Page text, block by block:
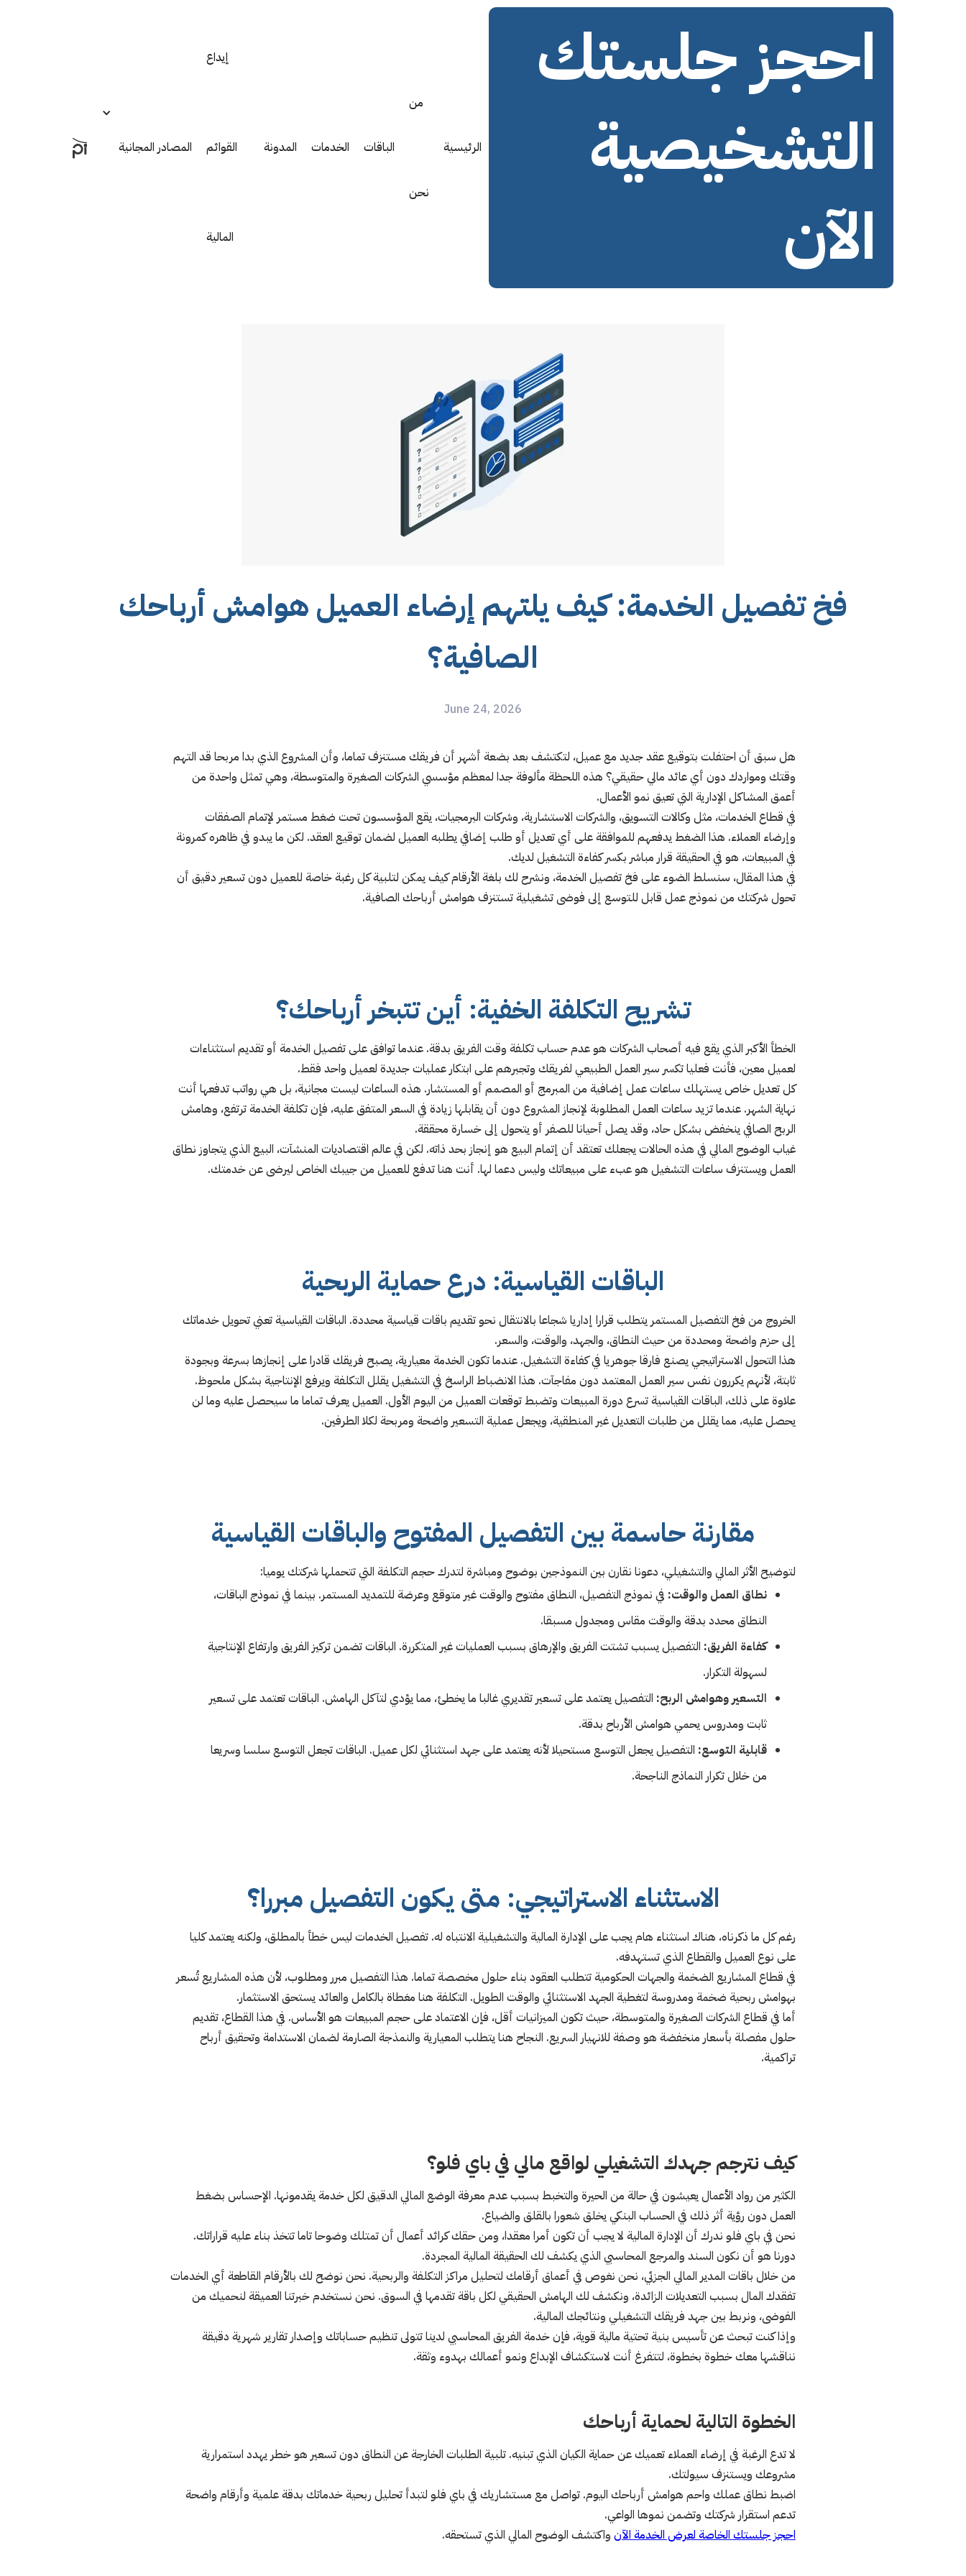
المصادر المجانية
إيداع
القوائم
المالية
المدونة الخدمات الباقات
من
نحن
الرئيسية
احجز جلستك
التشخيصية
الآن
فخ تفصيل الخدمة: كيف يلتهم إرضاء العميل هوامش أرباحك
الصافية؟
June 24, 2026
هل سبق أن احتفلت بتوقيع عقد جديد مع عميل، لتكتشف بعد بضعة أشهر أن فريقك مستنزف تماما، وأن المشروع الذي بدا مربحا قد التهم
وقتك ومواردك دون أي عائد مالي حقيقي؟ هذه اللحظة مألوفة جدا لمعظم مؤسسي الشركات الصغيرة والمتوسطة، وهي تمثل واحدة من
أعمق المشاكل الإدارية التي تعيق نمو الأعمال.
في قطاع الخدمات، مثل وكالات التسويق، والشركات الاستشارية، وشركات البرمجيات، يقع المؤسسون تحت ضغط مستمر لإتمام الصفقات
وإرضاء العملاء. هذا الضغط يدفعهم للموافقة على أي تعديل أو طلب إضافي يطلبه العميل لضمان توقيع العقد. لكن ما يبدو في ظاهره كمرونة
في المبيعات، هو في الحقيقة قرار مباشر بكسر كفاءة التشغيل لديك.
في هذا المقال، سنسلط الضوء على فخ تفصيل الخدمة، ونشرح لك بلغة الأرقام كيف يمكن لتلبية كل رغبة خاصة للعميل دون تسعير دقيق أن
تحول شركتك من نموذج عمل قابل للتوسع إلى فوضى تشغيلية تستنزف هوامش أرباحك الصافية.
تشريح التكلفة الخفية: أين تتبخر أرباحك؟
الخطأ الأكبر الذي يقع فيه أصحاب الشركات هو عدم حساب تكلفة وقت الفريق بدقة. عندما توافق على تفصيل الخدمة أو تقديم استثناءات
لعميل معين، فأنت فعليا تكسر سير العمل الطبيعي لفريقك وتجبرهم على ابتكار عمليات جديدة لعميل واحد فقط.
كل تعديل خاص يستهلك ساعات عمل إضافية من المبرمج أو المصمم أو المستشار. هذه الساعات ليست مجانية، بل هي رواتب تدفعها أنت
نهاية الشهر. عندما تزيد ساعات العمل المطلوبة لإنجاز المشروع دون أن يقابلها زيادة في السعر المتفق عليه، فإن تكلفة الخدمة ترتفع، وهامش
الربح الصافي ينخفض بشكل حاد، وقد يصل أحيانا للصفر أو يتحول إلى خسارة محققة.
غياب الوضوح المالي في هذه الحالات يجعلك تعتقد أن إتمام البيع هو إنجاز بحد ذاته. لكن في عالم اقتصاديات المنشآت، البيع الذي يتجاوز نطاق
العمل ويستنزف ساعات التشغيل هو عبء على مبيعاتك وليس دعما لها. أنت هنا تدفع للعميل من جيبك الخاص ليرضى عن خدمتك.
الباقات القياسية: درع حماية الربحية
الخروج من فخ التفصيل المستمر يتطلب قرارا إداريا شجاعا بالانتقال نحو تقديم باقات قياسية محددة. الباقات القياسية تعني تحويل خدماتك
إلى حزم واضحة ومحددة من حيث النطاق، والجهد، والوقت، والسعر.
هذا التحول الاستراتيجي يصنع فارقا جوهريا في كفاءة التشغيل. عندما تكون الخدمة معيارية، يصبح فريقك قادرا على إنجازها بسرعة وبجودة
ثابتة، لأنهم يكررون نفس سير العمل المعتمد دون مفاجآت. هذا الانضباط الراسخ في التشغيل يقلل التكلفة ويرفع الإنتاجية بشكل ملحوظ.
علاوة على ذلك، الباقات القياسية تسرع دورة المبيعات وتضبط توقعات العميل من اليوم الأول. العميل يعرف تماما ما سيحصل عليه وما لن
يحصل عليه، مما يقلل من طلبات التعديل غير المنطقية، ويجعل عملية التسعير واضحة ومربحة لكلا الطرفين.
مقارنة حاسمة بين التفصيل المفتوح والباقات القياسية
لتوضيح الأثر المالي والتشغيلي، دعونا نقارن بين النموذجين بوضوح ومباشرة لتدرك حجم التكلفة التي تتحملها شركتك يوميا:
نطاق العمل والوقت: في نموذج التفصيل، النطاق مفتوح والوقت غير متوقع وعرضة للتمديد المستمر. بينما في نموذج الباقات،
النطاق محدد بدقة والوقت مقاس ومجدول مسبقا.
كفاءة الفريق: التفصيل يسبب تشتت الفريق والإرهاق بسبب العمليات غير المتكررة. الباقات تضمن تركيز الفريق وارتفاع الإنتاجية
لسهولة التكرار.
التسعير وهوامش الربح: التفصيل يعتمد على تسعير تقديري غالبا ما يخطئ، مما يؤدي لتآكل الهامش. الباقات تعتمد على تسعير
ثابت ومدروس يحمي هوامش الأرباح بدقة.
قابلية التوسع: التفصيل يجعل التوسع مستحيلا لأنه يعتمد على جهد استثنائي لكل عميل. الباقات تجعل التوسع سلسا وسريعا
من خلال تكرار النماذج الناجحة.
الاستثناء الاستراتيجي: متى يكون التفصيل مبررا؟
رغم كل ما ذكرناه، هناك استثناء هام يجب على الإدارة المالية والتشغيلية الانتباه له. تفصيل الخدمات ليس خطأ بالمطلق، ولكنه يعتمد كليا
على نوع العميل والقطاع الذي تستهدفه.
في قطاع المشاريع الضخمة والجهات الحكومية تتطلب العقود بناء حلول مخصصة تماما. هذا التفصيل مبرر ومطلوب، لأن هذه المشاريع تُسعر
بهوامش ربحية ضخمة ومدروسة لتغطية الجهد الاستثنائي والوقت الطويل. التكلفة هنا مغطاة بالكامل والعائد يستحق الاستثمار.
أما في قطاع الشركات الصغيرة والمتوسطة، حيث تكون الميزانيات أقل، فإن الاعتماد على حجم المبيعات هو الأساس. في هذا القطاع، تقديم
حلول مفصلة بأسعار منخفضة هو وصفة للانهيار السريع. النجاح هنا يتطلب المعيارية والنمذجة الصارمة لضمان الاستدامة وتحقيق أرباح
تراكمية.
كيف نترجم جهدك التشغيلي لواقع مالي في باي فلو؟
الكثير من رواد الأعمال يعيشون في حالة من الحيرة والتخبط بسبب عدم معرفة الوضع المالي الدقيق لكل خدمة يقدمونها. الإحساس بضغط
العمل دون رؤية أثر ذلك في الحساب البنكي يخلق شعورا بالقلق والضياع.
نحن في باي فلو ندرك أن الإدارة المالية لا يجب أن تكون أمرا معقدا، ومن حقك كرائد أعمال أن تمتلك وضوحا تاما تتخذ بناء عليه قراراتك.
دورنا هو أن نكون السند والمرجع المحاسبي الذي يكشف لك الحقيقة المالية المجردة.
من خلال باقات المدير المالي الجزئي، نحن نغوص في أعماق أرقامك لتحليل مراكز التكلفة والربحية. نحن نوضح لك بالأرقام القاطعة أي الخدمات
تفقدك المال بسبب التعديلات الزائدة، ونكشف لك الهامش الحقيقي لكل باقة تقدمها في السوق. نحن نستخدم خبرتنا العميقة لنحميك من
الفوضى، ونربط بين جهد فريقك التشغيلي ونتائجك المالية.
وإذا كنت تبحث عن تأسيس بنية تحتية مالية قوية، فإن خدمة الفريق المحاسبي لدينا تتولى تنظيم حساباتك وإصدار تقارير شهرية دقيقة
نناقشها معك خطوة بخطوة، لتتفرغ أنت لاستكشاف الإبداع ونمو أعمالك بهدوء وثقة.
الخطوة التالية لحماية أرباحك
لا تدع الرغبة في إرضاء العملاء تعميك عن حماية الكيان الذي تبنيه. تلبية الطلبات الخارجة عن النطاق دون تسعير هو خطر يهدد استمرارية
مشروعك ويستنزف سيولتك.
اضبط نطاق عملك واحم هوامش أرباحك اليوم. تواصل مع مستشاريك في باي فلو لتبدأ تحليل ربحية خدماتك بدقة علمية وأرقام واضحة
تدعم استقرار شركتك وتضمن نموها الواعي.
احجز جلستك الخاصة لعرض الخدمة الآن واكتشف الوضوح المالي الذي تستحقه.